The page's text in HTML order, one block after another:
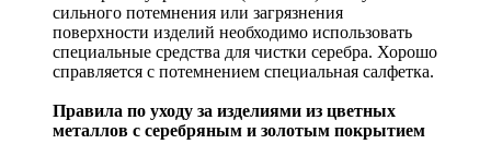
сильного потемнения или загрязнения
поверхности изделий необходимо использовать
специальные средства для чистки серебра. Хорошо
справляется с потемнением специальная салфетка.
Правила по уходу за изделиями из цветных
металлов с серебряным и золотым покрытием